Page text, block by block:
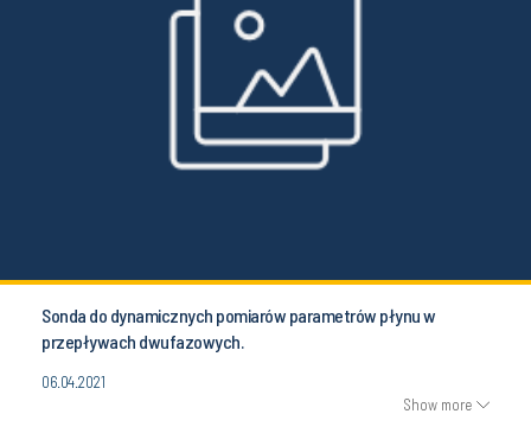
Sonda do dynamicznych pomiarów parametrów płynu w
przepływach dwufazowych.
06.04.2021
Show more